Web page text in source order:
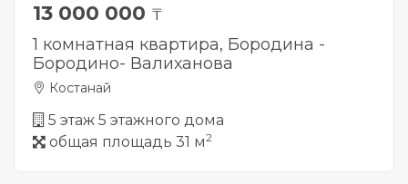
13 000 000 ₸
1 комнатная квартира, Бородина -
Бородино- Валиханова
Костанай
5 этаж 5 этажного дома
общая площадь 31 м2